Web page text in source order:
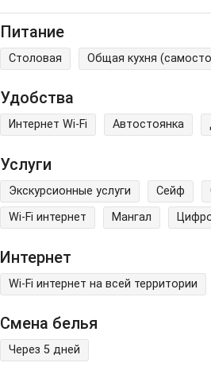
Питание
Столовая Общая кухня
Удобства
Интернет Wi-Fi Автостоянка
Услуги
Экскурсионные услуги Сейф
Wi-Fi интернет
Мангал
Интернет
Wi-Fi интернет на всей территории
Смена белья
Через 5 дней